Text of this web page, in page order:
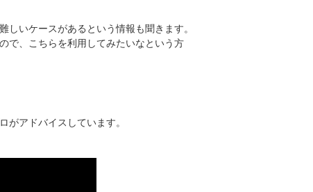
いケースがあるという情報も聞きます。
で、こちらを利用してみたいなという方
がアドバイスしています。